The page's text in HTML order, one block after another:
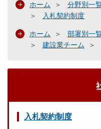
ホーム 分野別一
入札契約制度
ホーム 部署別一
建設業チーム
入札契約制度